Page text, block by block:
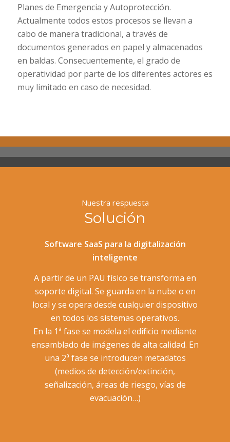
Planes de Emergencia y Autoprotección.
Actualmente todos estos procesos se llevan a
cabo de manera tradicional, a través de
documentos generados en papel y almacenados
en baldas. Consecuentemente, el grado de
operatividad por parte de los diferentes actores es
muy limitado en caso de necesidad.
Nuestra respuesta
Solución
Software SaaS para la digitalización
inteligente
A partir de un PAU físico se transforma en
soporte digital. Se guarda en la nube o en
local y se opera desde cualquier dispositivo
en todos los sistemas operativos.
En la 1ª fase se modela el edificio mediante
ensamblado de imágenes de alta calidad. En
una 2ª fase se introducen metadatos
(medios de detección/extinción,
señalización, áreas de riesgo, vías de
evacuación…)